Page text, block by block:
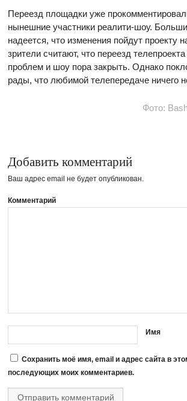
Переезд площадки уже
нынешние участники реалити-шоу.
надеется, что изменения пойдут проекту
зрители считают, что переезд
проблем и шоу пора закрыть. Однако
рады, что любимой телепередаче ничего
Фото:
Добавить комментарий
Ваш адрес email не будет опубликован.
Комментарий
Имя
Сохранить моё имя, email и адрес сайта в
последующих моих комментариев.